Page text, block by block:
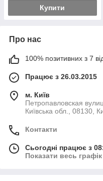
Купити
Про нас
100% позитивних з 7
Працює з 26.03.2015
м. Київ
Петропавловская
Київська обл., 08130,
Контакти
Сьогодні працює з
Показати весь